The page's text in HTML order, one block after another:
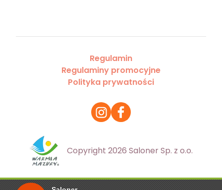
Regulamin
Regulaminy promocyjne
Polityka prywatności
Copyright 2026 Saloner Sp. z o.o.